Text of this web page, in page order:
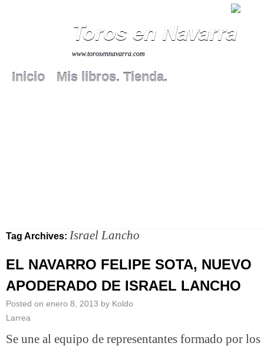
Toros en Navarra
www.torosennavarra.com
Inicio Mis libros. Tienda.
Tag Archives: Israel Lancho
EL NAVARRO FELIPE SOTA, NUEVO
APODERADO DE ISRAEL LANCHO
Posted on enero 8, 2013 by Koldo
Larrea
Se une al equipo de representantes formado por los